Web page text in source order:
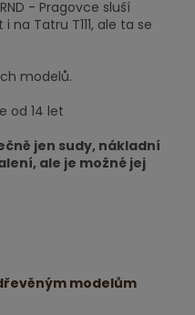
- Pragovce sluší
Tatru T111, ale ta se
modelů.
od 14 let
jen sudy, nákladní
ale je možné jej
modelům